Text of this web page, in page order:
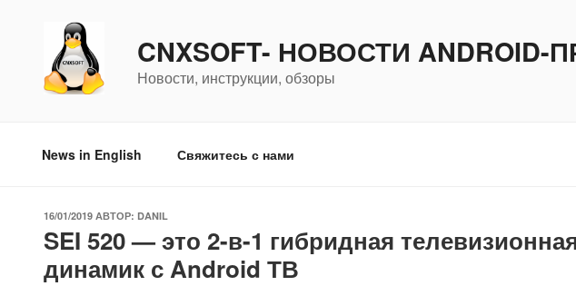
содержимому
CNXSOFT- НОВОСТИ
Новости, инструкции, обзоры
News in English Свяжитесь с нами
ОПУБЛИКОВАНО
16/01/2019 АВТОР: DANIL
SEI 520 — это 2-в-1 гибридная
динамик с Android ТВ